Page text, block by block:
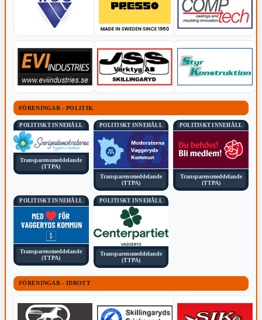
FÖRENINGAR - POLITIK
POLITISKT INNEHÅLL
Transparensmeddelande
(TTPA)
POLITISKT INNEHÅLL
Transparensmeddelande
(TTPA)
POLITISKT INNEHÅLL
Transparensmeddelande
(TTPA)
POLITISKT INNEHÅLL
Transparensmeddelande
(TTPA)
POLITISKT INNEHÅLL
Transparensmeddelande
(TTPA)
FÖRENINGAR - IDROTT